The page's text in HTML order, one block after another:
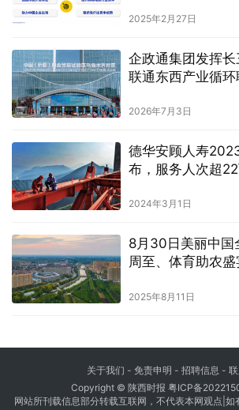
2025年2月27日
企政通集团发挥长
联通东西产业循
2026年7月3日
德华安顾人寿
布，服务人次超
2024年3月1日
8月30日美丽中国
周至、体育助农
2025年8月11日
关于我们 - 免责申明 - 招聘信息 -
Copyright © 陕西时报 粤ICP备
网站所刊载信息部分转载互联网，不代表本网观点|